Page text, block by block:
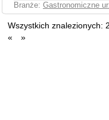
Branże: Gastronomiczne
Wszystkich znalezionych:
«
»